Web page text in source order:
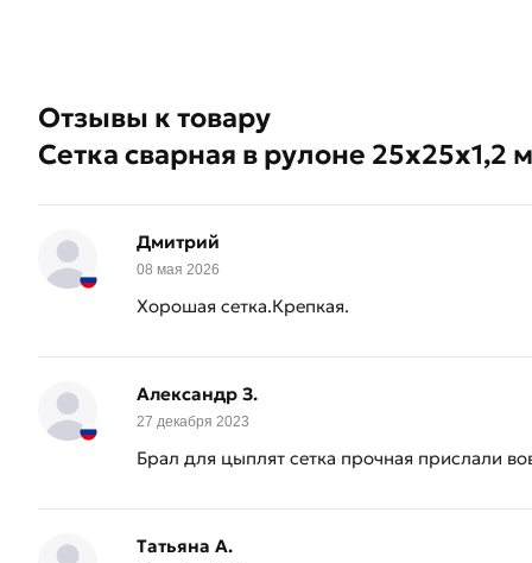
Отзывы к товару
Сетка сварная в рулоне 25х25х1,2
Дмитрий
08 мая 2026
Хорошая сетка.Крепкая.
Александр З.
27 декабря 2023
Брал для цыплят сетка прочная прислали
Татьяна А.